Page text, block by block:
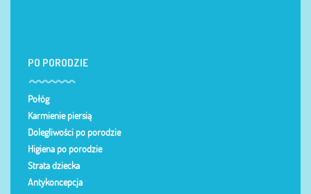
PO PORODZIE
Połóg
Karmienie piersią
Dolegliwości po porodzie
Higiena po porodzie
Strata dziecka
Antykoncepcja